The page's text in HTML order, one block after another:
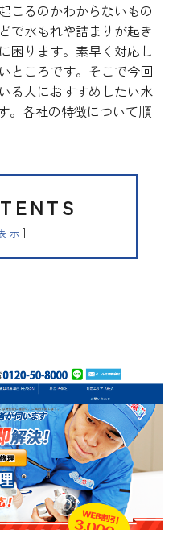
こるのかわからないもの
で水もれや詰まりが起き
困ります。素早く対応し
ところです。そこで今回
る人におすすめしたい水
。各社の特徴について順
示 ]